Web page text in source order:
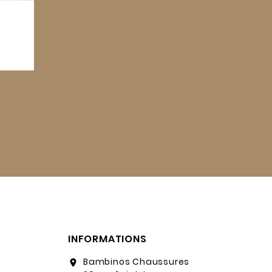
INFORMATIONS
location_on
Bambinos Chaussures